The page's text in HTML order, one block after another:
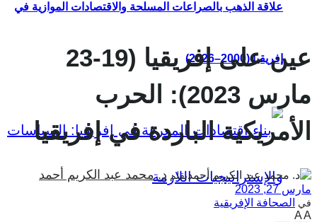
علاقة الذهب بالصراعات المسلحة والاقتصادات الموازية في
إفريقيا (2000–2026)
عين على إفريقيا (19-23
مارس 2023): الحرب
الأمريكية الباردة في إفريقيا
بقلم د. محمد عبد الكريم أحمد
مارس 27, 2023
في
الصحافة الإفريقية
AA